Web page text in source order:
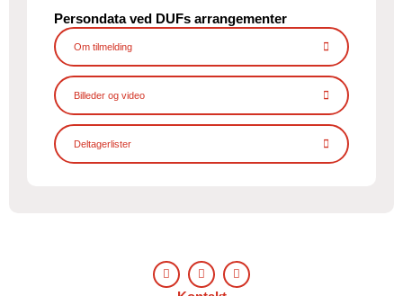
Persondata ved DUFs arrangementer
Om tilmelding
Billeder og video
Deltagerlister